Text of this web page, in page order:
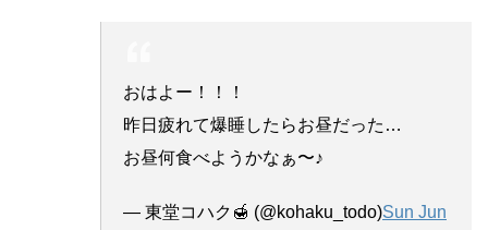
おはよー！！！
昨日疲れて爆睡したらお昼だった…
お昼何食べようかなぁ〜♪
— 東堂コハク🍯 (@kohaku_todo)Sun Jun